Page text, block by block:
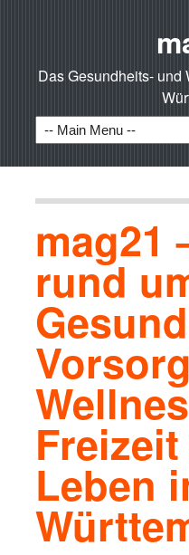
Das Gesundheits- und
mag21
rund
Leben